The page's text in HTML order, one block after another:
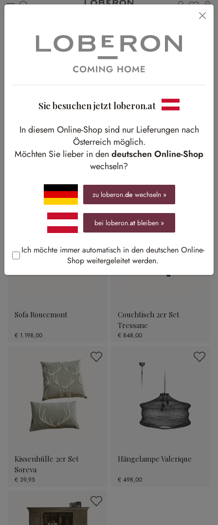
Du
Herzstück Sofa
Dezenter Melange-Effekt für eine täuschend echte Fell-Optik
Sofa Roucemont
€ 1.198,00
Couchtisch 2er Set
Tressane
€ 848,00
Kissenhülle 2er Set
Soreva
€ 39,95
Hängelampe Valerique
€ 498,00
Sie besuchen jetzt loberon.at
In diesem Online-Shop sind nur Lieferungen nach
Österreich möglich.
Möchten Sie lieber in den deutschen Online-Shop
wechseln?
zu loberon.de wechseln »
bei loberon.at bleiben »
Ich möchte immer automatisch in den deutschen Online-
Shop weitergeleitet werden.